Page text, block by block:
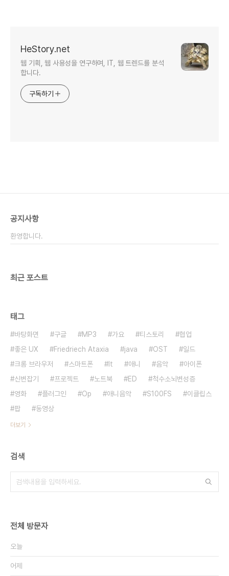
HeStory.net
웹 기획, 웹 사용성을 연구하며, IT, 웹 트렌드를 분석
합니다.
구독하기
공지사항
환영합니다.
최근 포스트
태그
바탕화면 구글 MP3 가요 티스토리
협업
좋은 UX
Friedriech Ataxia java OST
일드
크롬 브라우저
스마트폰 It 애니 음악
아이폰
신변잡기
프로젝트 노트북 ED
척수소뇌변성증
영화
플러그인 Op 애니음악 S100FS
이클립스
팝
동영상
더보기
검색
전체 방문자
오늘
어제